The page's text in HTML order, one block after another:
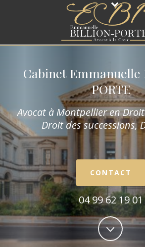
Cabinet
PORTE
Avocat à Montpellier en
Droit des successions,
CONTACT
04 99 62 19 01